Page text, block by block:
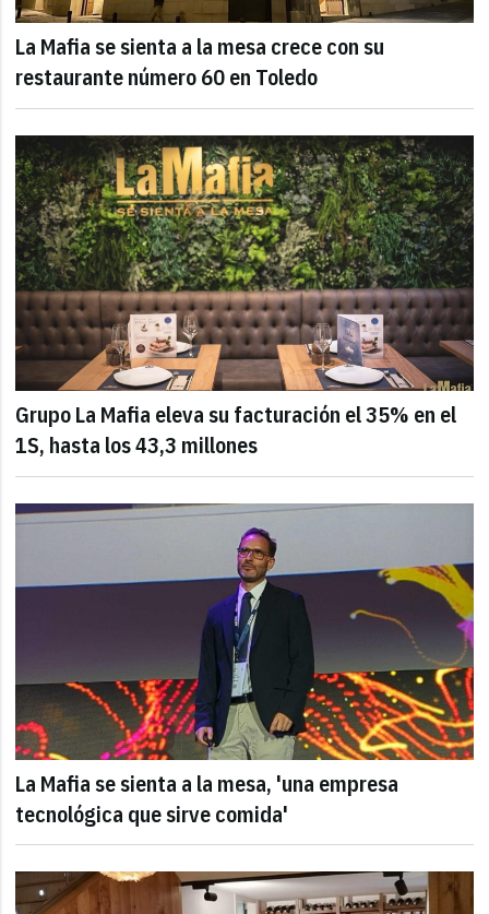
La Mafia se sienta a la mesa crece con su
restaurante número 60 en Toledo
Grupo La Mafia eleva su facturación el 35% en el
1S, hasta los 43,3 millones
La Mafia se sienta a la mesa, 'una empresa
tecnológica que sirve comida'